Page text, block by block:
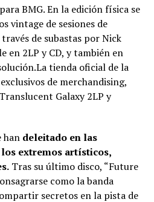
BMG. En la edición física se
vintage de sesiones de
de subastas por Nick
en 2LP y CD, y también en
tienda oficial de la
de merchandising,
Galaxy 2LP y
han deleitado en las
extremos artísticos,
Tras su último disco, “Future
como la banda
secretos en la pista de